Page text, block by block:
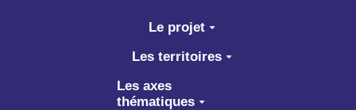
Aller au contenu principal
Le projet
Les territoires
Les axes
thématiques